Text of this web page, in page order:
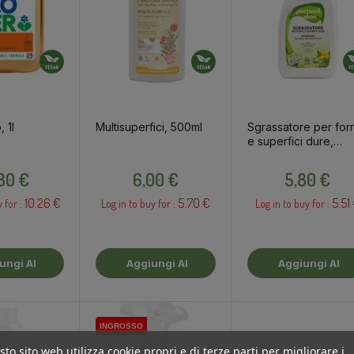
1l
€
for : 10.26 €
Multisuperfici, 500ml
6,00 €
Log in to buy for : 5.70 €
Sgrassatore per
e superfici dure,
5,80 €
Log in to buy for :
INGROSSO
INGROSSO
INGROSSO